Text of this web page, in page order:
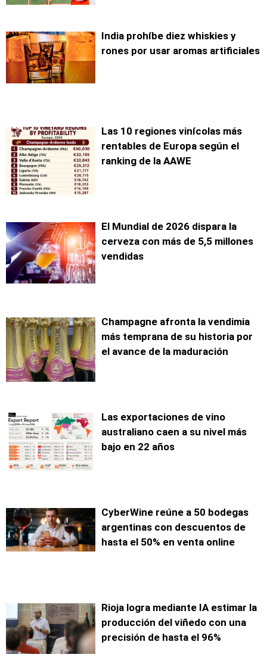
India prohíbe diez whiskies y
rones por usar aromas artificiales
Las 10 regiones vinícolas más
rentables de Europa según el
ranking de la AAWE
El Mundial de 2026 dispara la
cerveza con más de 5,5 millones
vendidas
Champagne afronta la vendimia
más temprana de su historia por
el avance de la maduración
Las exportaciones de vino
australiano caen a su nivel más
bajo en 22 años
CyberWine reúne a 50 bodegas
argentinas con descuentos de
hasta el 50% en venta online
Rioja logra mediante IA estimar la
producción del viñedo con una
precisión de hasta el 96%